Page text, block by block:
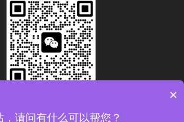
×
请问有什么可以帮您？